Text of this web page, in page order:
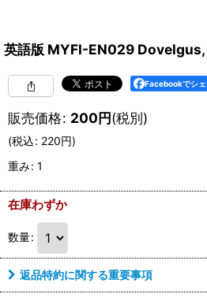
英語版 MYFI-EN029
Facebookでシ
販売価格: 200円(税別)
(税込: 220円)
重み: 1
在庫わずか
数量:
返品特約に関する重要事項